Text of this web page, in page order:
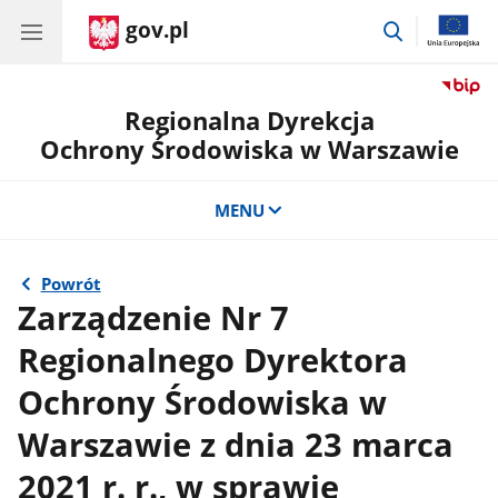
gov.pl
przejdź
Regionalna Dyrekcja
Ochrony Środowiska w Warszawie
MENU
Powrót
Zarządzenie Nr 7
Regionalnego Dyrektora
Ochrony Środowiska w
Warszawie z dnia 23 marca
2021 r. r., w sprawie